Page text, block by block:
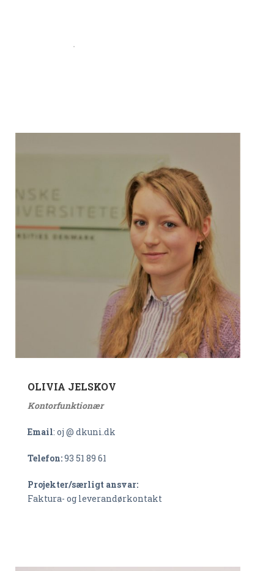
OLIVIA JELSKOV
Kontorfunktionær
Email: oj @ dkuni.dk
Telefon:93 51 89 61
Projekter/særligt ansvar:
Faktura- og leverandørkontakt